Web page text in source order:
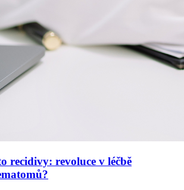
recidivy: revoluce v léčbě